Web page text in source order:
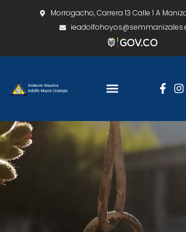
Morrogacho, Carrera 13 Calle 1 A